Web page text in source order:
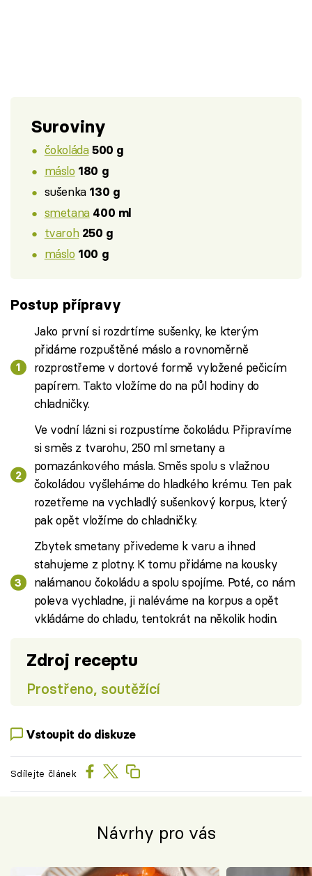
Suroviny
čokoláda 500 g
máslo 180 g
sušenka 130 g
smetana 400 ml
tvaroh 250 g
máslo 100 g
Postup přípravy
Jako první si rozdrtíme sušenky, ke kterým
přidáme rozpuštěné máslo a rovnoměrně
rozprostřeme v dortové formě vyložené pečicím
papírem. Takto vložíme do na půl hodiny do
chladničky.
Ve vodní lázni si rozpustíme čokoládu. Připravíme
si směs z tvarohu, 250 ml smetany a
pomazánkového másla. Směs spolu s vlažnou
čokoládou vyšleháme do hladkého krému. Ten pak
rozetřeme na vychladlý sušenkový korpus, který
pak opět vložíme do chladničky.
Zbytek smetany přivedeme k varu a ihned
stahujeme z plotny. K tomu přidáme na kousky
nalámanou čokoládu a spolu spojíme. Poté, co nám
poleva vychladne, ji naléváme na korpus a opět
vkládáme do chladu, tentokrát na několik hodin.
Zdroj receptu
Prostřeno, soutěžící
Vstoupit do diskuze
Sdílejte článek
Návrhy pro vás